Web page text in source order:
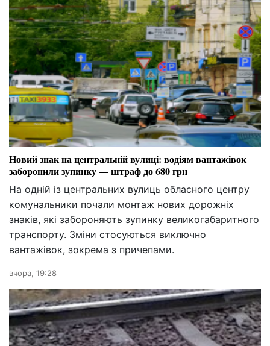
Новий знак на центральній вулиці: водіям вантажівок
заборонили зупинку — штраф до 680 грн
На одній із центральних вулиць обласного центру
комунальники почали монтаж нових дорожніх
знаків, які забороняють зупинку великогабаритного
транспорту. Зміни стосуються виключно
вантажівок, зокрема з причепами.
вчора, 19:28